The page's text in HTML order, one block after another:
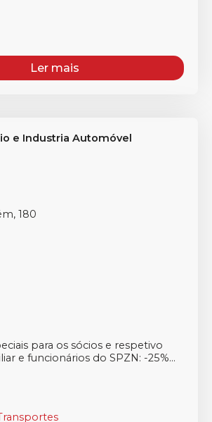
Ler mais
e Industria Automóvel
180
para os sócios e respetivo
e funcionários do SPZN: -25%...